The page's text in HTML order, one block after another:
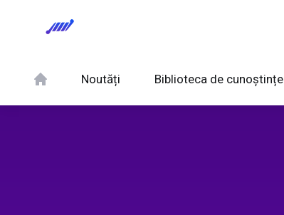
Noutăți Biblioteca de cunoștințe